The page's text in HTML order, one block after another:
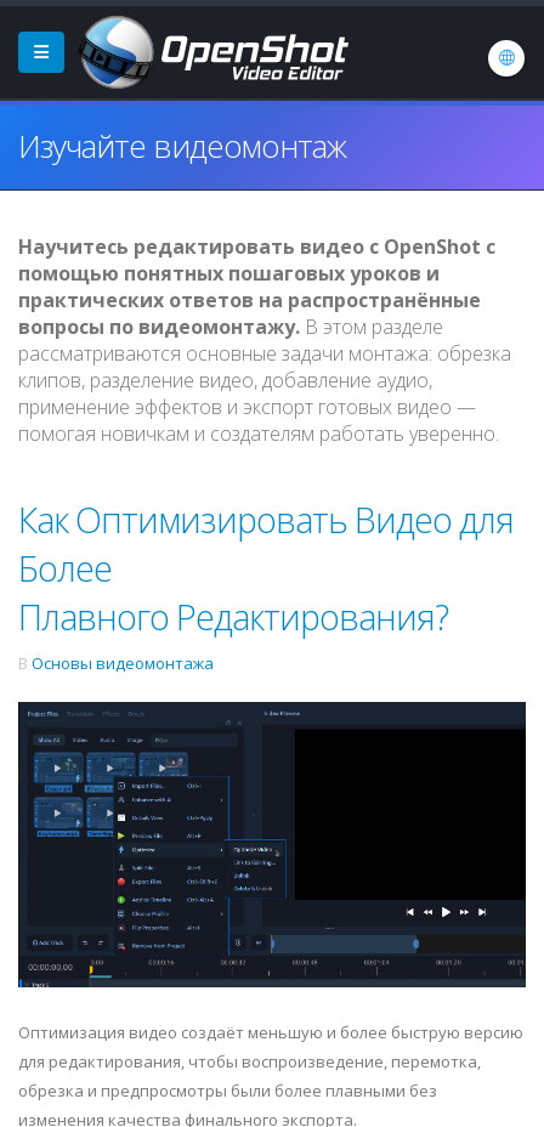
Изучайте видеомонтаж
Научитесь редактировать видео с OpenShot с
помощью понятных пошаговых уроков и
практических ответов на распространённые
вопросы по видеомонтажу. В этом разделе
рассматриваются основные задачи монтажа: обрезка
клипов, разделение видео, добавление аудио,
применение эффектов и экспорт готовых видео —
помогая новичкам и создателям работать уверенно.
Как Оптимизировать Видео для
Более
Плавного Редактирования?
В Основы видеомонтажа
Оптимизация видео создаёт меньшую и более быструю версию
для редактирования, чтобы воспроизведение, перемотка,
обрезка и предпросмотры были более плавными без
изменения качества финального экспорта.